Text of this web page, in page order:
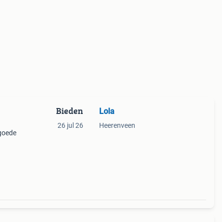
Bieden
26 jul 26
Lola
Heerenveen